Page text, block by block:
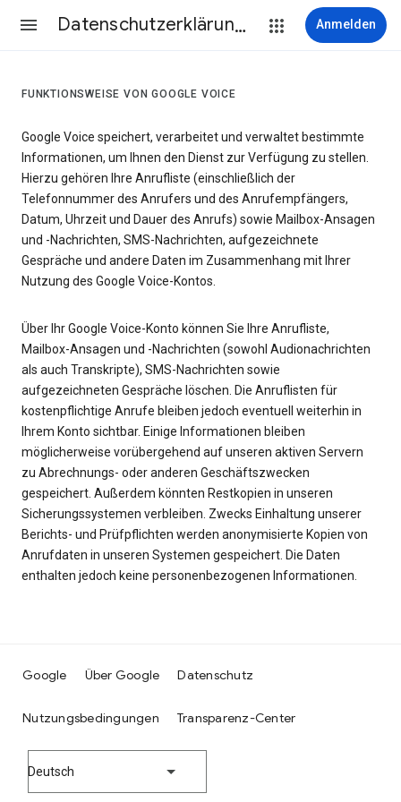
Datenschutzerklärung & Nutzungsbedingungen Anmelden
FUNKTIONSWEISE VON GOOGLE VOICE
Google Voice speichert, verarbeitet und verwaltet bestimmte
Informationen, um Ihnen den Dienst zur Verfügung zu stellen.
Hierzu gehören Ihre Anrufliste (einschließlich der
Telefonnummer des Anrufers und des Anrufempfängers,
Datum, Uhrzeit und Dauer des Anrufs) sowie Mailbox-Ansagen
und -Nachrichten, SMS-Nachrichten, aufgezeichnete
Gespräche und andere Daten im Zusammenhang mit Ihrer
Nutzung des Google Voice-Kontos.
Über Ihr Google Voice-Konto können Sie Ihre Anrufliste,
Mailbox-Ansagen und -Nachrichten (sowohl Audionachrichten
als auch Transkripte), SMS-Nachrichten sowie
aufgezeichneten Gespräche löschen. Die Anruflisten für
kostenpflichtige Anrufe bleiben jedoch eventuell weiterhin in
Ihrem Konto sichtbar. Einige Informationen bleiben
möglicherweise vorübergehend auf unseren aktiven Servern
zu Abrechnungs- oder anderen Geschäftszwecken
gespeichert. Außerdem könnten Restkopien in unseren
Sicherungssystemen verbleiben. Zwecks Einhaltung unserer
Berichts- und Prüfpflichten werden anonymisierte Kopien von
Anrufdaten in unseren Systemen gespeichert. Die Daten
enthalten jedoch keine personenbezogenen Informationen.
Google Über Google Datenschutz
Nutzungsbedingungen Transparenz-Center
Deutsch